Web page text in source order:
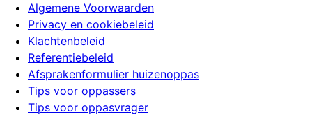
Algemene Voorwaarden
Privacy en cookiebeleid
Klachtenbeleid
Referentiebeleid
Afsprakenformulier huizenoppas
Tips voor oppassers
Tips voor oppasvrager